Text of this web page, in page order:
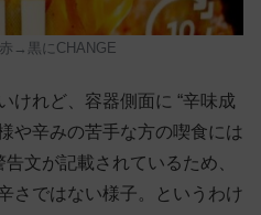
→黒にCHANGE
けれど、容器側面に “辛味成
や辛みの苦手な方の喫食には
文が記載されているため、
さではない様子。というわけ